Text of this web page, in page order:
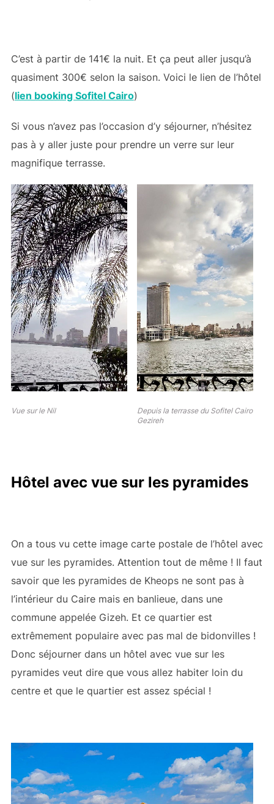
C’est à partir de 141€ la nuit. Et ça peut aller jusqu’à
quasiment 300€ selon la saison. Voici le lien de l’hôtel
(lien booking Sofitel Cairo)
Si vous n’avez pas l’occasion d’y séjourner, n’hésitez
pas à y aller juste pour prendre un verre sur leur
magnifique terrasse.
Vue sur le Nil
Depuis la terrasse du Sofitel Cairo
Gezireh
Hôtel avec vue sur les pyramides
On a tous vu cette image carte postale de l’hôtel avec
vue sur les pyramides. Attention tout de même ! Il faut
savoir que les pyramides de Kheops ne sont pas à
l’intérieur du Caire mais en banlieue, dans une
commune appelée Gizeh. Et ce quartier est
extrêmement populaire avec pas mal de bidonvilles !
Donc séjourner dans un hôtel avec vue sur les
pyramides veut dire que vous allez habiter loin du
centre et que le quartier est assez spécial !